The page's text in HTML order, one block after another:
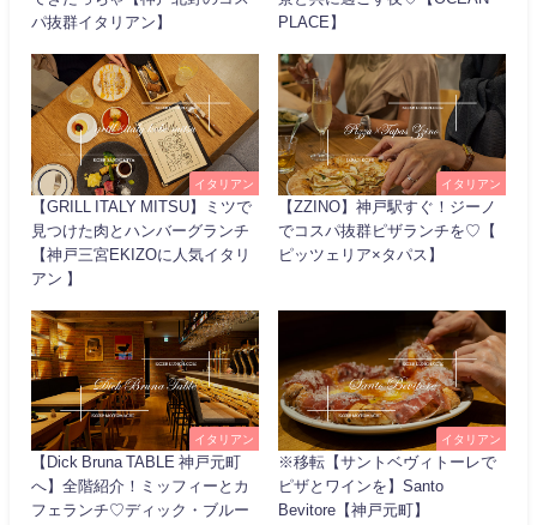
パ抜群イタリアン】
PLACE】
イタリアン
【GRILL ITALY MITSU】ミツで
見つけた肉とハンバーグランチ
【神戸三宮EKIZOに人気イタリ
アン 】
イタリアン
【ZZINO】神戸駅すぐ！ジーノ
でコスパ抜群ピザランチを♡【
ピッツェリア×タパス】
イタリアン
【Dick Bruna TABLE 神戸元町
へ】全階紹介！ミッフィーとカ
フェランチ♡ディック・ブルー
イタリアン
※移転【サントベヴィトーレで
ピザとワインを】Santo
Bevitore【神戸元町】